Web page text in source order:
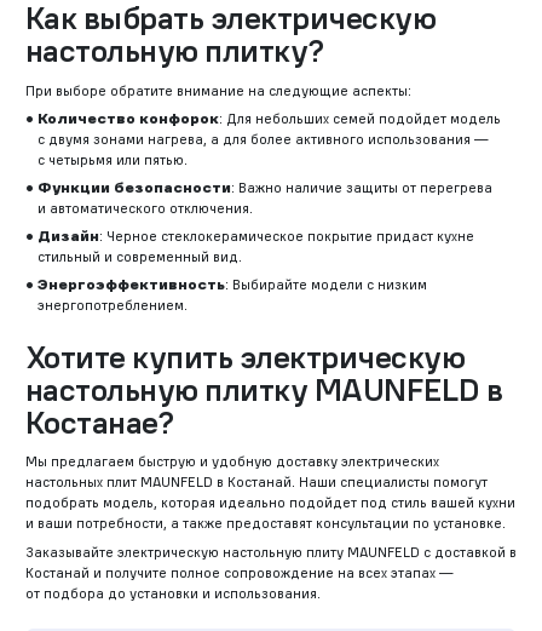
Как выбрать электрическую
настольную плитку?
При выборе обратите внимание на следующие аспекты:
Количество конфорок: Для небольших семей подойдет модель
с двумя зонами нагрева, а для более активного использования —
с четырьмя или пятью.
Функции безопасности: Важно наличие защиты от перегрева
и автоматического отключения.
Дизайн: Черное стеклокерамическое покрытие придаст кухне
стильный и современный вид.
Энергоэффективность: Выбирайте модели с низким
энергопотреблением.
Хотите купить электрическую
настольную плитку MAUNFELD в
Костанае?
Мы предлагаем быструю и удобную доставку электрических
настольных плит MAUNFELD в Костанай. Наши специалисты помогут
подобрать модель, которая идеально подойдет под стиль вашей кухни
и ваши потребности, а также предоставят консультации по установке.
Заказывайте электрическую настольную плиту MAUNFELD с доставкой в
Костанай и получите полное сопровождение на всех этапах —
от подбора до установки и использования.